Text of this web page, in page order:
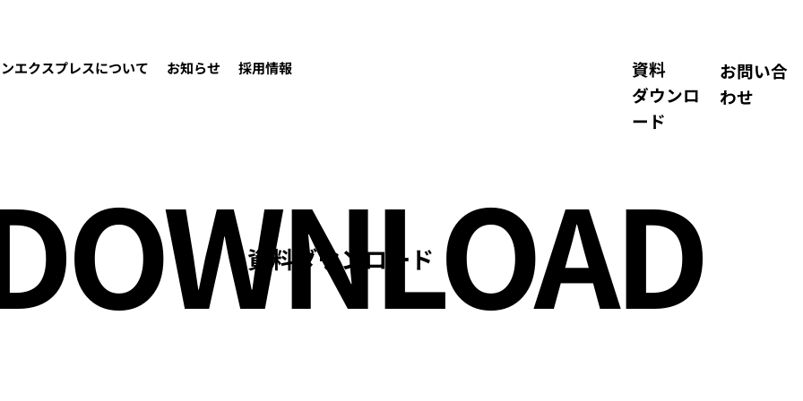
エクスプレスについて お知らせ 採用情報
​資料
ダウンロ
ード
お問い合
わせ
資料ダウンロード